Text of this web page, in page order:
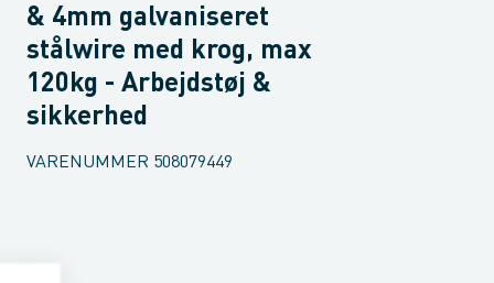
& 4mm galvaniseret
stålwire med krog, max
120kg - Arbejdstøj &
sikkerhed
VARENUMMER 508079449